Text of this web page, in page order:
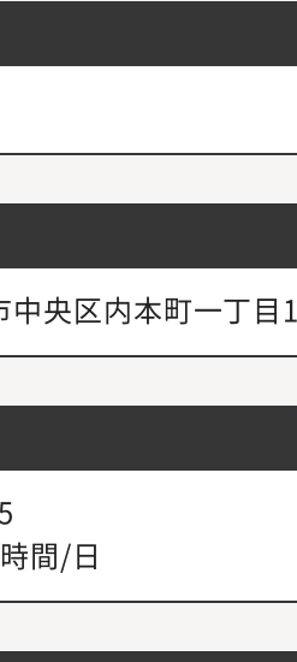
中央区内本町一丁目
間/日